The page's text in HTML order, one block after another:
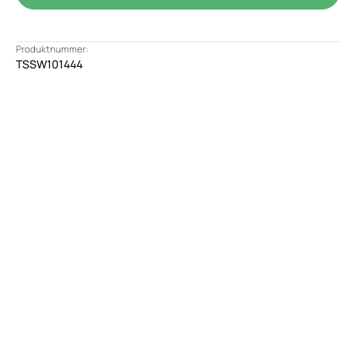
Produktnummer:
TSSW101444